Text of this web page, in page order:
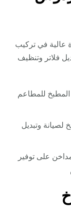
عالية في تركيب
فلاتر وتنظيف
للمطاعم
لصيانة وتبديل
على توفير